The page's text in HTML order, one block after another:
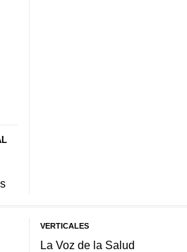
VERTICALES
La Voz de la Salud